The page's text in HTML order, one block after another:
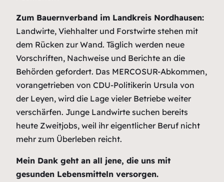
Zum Bauernverband im Landkreis Nordhausen:
Landwirte, Viehhalter und Forstwirte stehen mit
dem Rücken zur Wand. Täglich werden neue
Vorschriften, Nachweise und Berichte an die
Behörden gefordert. Das MERCOSUR-Abkommen,
vorangetrieben von CDU-Politikerin Ursula von
der Leyen, wird die Lage vieler Betriebe weiter
verschärfen. Junge Landwirte suchen bereits
heute Zweitjobs, weil ihr eigentlicher Beruf nicht
mehr zum Überleben reicht.
Mein Dank geht an all jene, die uns mit
gesunden Lebensmitteln versorgen.